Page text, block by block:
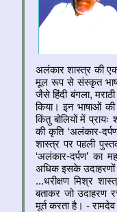
अलंकार शास्त्र की एक
मूल रूप से संस्कृत
जैसे हिंदी बंगला,
किया। इन भाषाओं की
किंतु बोलियों में
की कृति ‘अलंकार-
शास्त्र पर पहली
‘अलंकार-दर्पण’
अधिक इसके
...धरीक्षण मिश्र
बताकर जो उदाहरण
मूर्त करता है। -